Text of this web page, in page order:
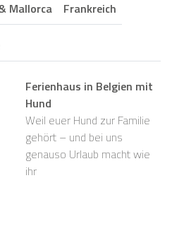
Mallorca Frankreich
Ferienhaus in Belgien mit
Hund
Weil euer Hund zur Familie
gehört – und bei uns
genauso Urlaub macht wie
ihr